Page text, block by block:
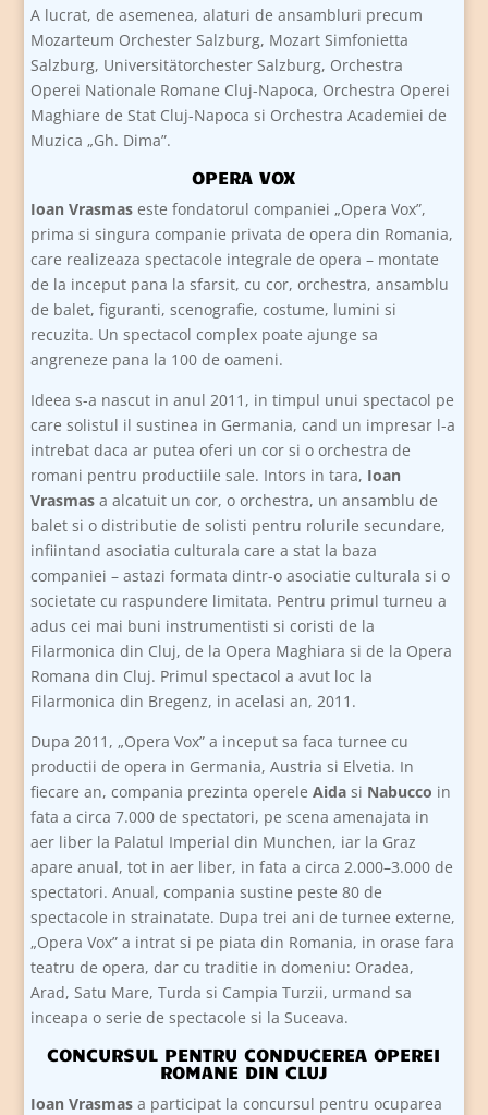
A lucrat, de asemenea, alaturi de ansambluri precum
Mozarteum Orchester Salzburg, Mozart Simfonietta
Salzburg, Universitätorchester Salzburg, Orchestra
Operei Nationale Romane Cluj-Napoca, Orchestra Operei
Maghiare de Stat Cluj-Napoca si Orchestra Academiei de
Muzica „Gh. Dima”.
OPERA VOX
Ioan Vrasmas este fondatorul companiei „Opera Vox”,
prima si singura companie privata de opera din Romania,
care realizeaza spectacole integrale de opera – montate
de la inceput pana la sfarsit, cu cor, orchestra, ansamblu
de balet, figuranti, scenografie, costume, lumini si
recuzita. Un spectacol complex poate ajunge sa
angreneze pana la 100 de oameni.
Ideea s-a nascut in anul 2011, in timpul unui spectacol pe
care solistul il sustinea in Germania, cand un impresar l-a
intrebat daca ar putea oferi un cor si o orchestra de
romani pentru productiile sale. Intors in tara, Ioan
Vrasmas a alcatuit un cor, o orchestra, un ansamblu de
balet si o distributie de solisti pentru rolurile secundare,
infiintand asociatia culturala care a stat la baza
companiei – astazi formata dintr-o asociatie culturala si o
societate cu raspundere limitata. Pentru primul turneu a
adus cei mai buni instrumentisti si coristi de la
Filarmonica din Cluj, de la Opera Maghiara si de la Opera
Romana din Cluj. Primul spectacol a avut loc la
Filarmonica din Bregenz, in acelasi an, 2011.
Dupa 2011, „Opera Vox” a inceput sa faca turnee cu
productii de opera in Germania, Austria si Elvetia. In
fiecare an, compania prezinta opereleAida si Nabucco in
fata a circa 7.000 de spectatori, pe scena amenajata in
aer liber la Palatul Imperial din Munchen, iar la Graz
apare anual, tot in aer liber, in fata a circa 2.000–3.000 de
spectatori. Anual, compania sustine peste 80 de
spectacole in strainatate. Dupa trei ani de turnee externe,
„Opera Vox” a intrat si pe piata din Romania, in orase fara
teatru de opera, dar cu traditie in domeniu: Oradea,
Arad, Satu Mare, Turda si Campia Turzii, urmand sa
inceapa o serie de spectacole si la Suceava.
CONCURSUL PENTRU CONDUCEREA OPEREI
ROMANE DIN CLUJ
Ioan Vrasmas a participat la concursul pentru ocuparea